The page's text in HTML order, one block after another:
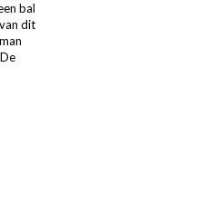
bal
dit